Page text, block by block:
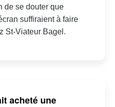
de se douter que
suffiraient à faire
St-Viateur Bagel.
acheté une